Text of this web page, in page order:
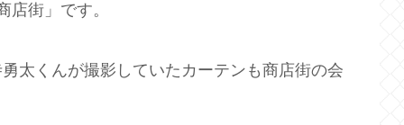
街」です。
太くんが撮影していたカーテンも商店街の会